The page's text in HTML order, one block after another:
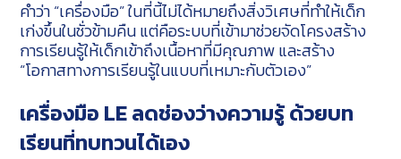
คำว่า “เครื่องมือ” ในที่นี้ไม่ได้หมายถึงสิ่งวิเศษที่ทำให้เด็ก
เก่งขึ้นในชั่วข้ามคืน แต่คือระบบที่เข้ามาช่วยจัดโครงสร้าง
การเรียนรู้ให้เด็กเข้าถึงเนื้อหาที่มีคุณภาพ และสร้าง
“โอกาสทางการเรียนรู้ในแบบที่เหมาะกับตัวเอง”
เครื่องมือ LE ลดช่องว่างความรู้ ด้วยบท
เรียนที่ทบทวนได้เอง